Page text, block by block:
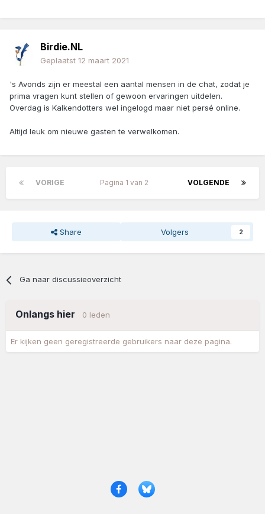
Birdie.NL
Geplaatst 12 maart 2021
's Avonds zijn er meestal een aantal mensen in de chat, zodat je
prima vragen kunt stellen of gewoon ervaringen uitdelen.
Overdag is Kalkendotters wel ingelogd maar niet persé online.
Altijd leuk om nieuwe gasten te verwelkomen.
VORIGE VOLGENDE
Pagina 1 van 2
Share Volgers 2
Ga naar discussieoverzicht
Onlangs hier 0 leden
Er kijken geen geregistreerde gebruikers naar deze pagina.